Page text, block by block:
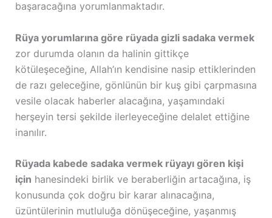
başaracağına yorumlanmaktadır.
Rüya yorumlarına göre rüyada gizli sadaka vermek
zor durumda olanın da halinin gittikçe
kötüleşeceğine, Allah’ın kendisine nasip ettiklerinden
de razı geleceğine, gönlünün bir kuş gibi çarpmasına
vesile olacak haberler alacağına, yaşamındaki
herşeyin tersi şekilde ilerleyeceğine delalet ettiğine
inanılır.
Rüyada kabede sadaka vermek rüyayı gören kişi
için hanesindeki birlik ve beraberliğin artacağına, iş
konusunda çok doğru bir karar alınacağına,
üzüntülerinin mutluluğa dönüşeceğine, yaşanmış